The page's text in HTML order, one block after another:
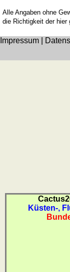
Alle Angaben ohne
die Richtigkeit der hier
Küsten-,
Impressum